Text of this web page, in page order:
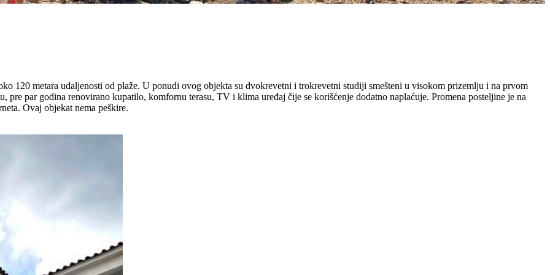
120 metara udaljenosti od plaže. U ponudi ovog objekta su dvokrevetni i trokrevetni studiji smešteni u visokom prizemlju i na prvom
pre par godina renovirano kupatilo, komfornu terasu, TV i klima uređaj čije se korišćenje dodatno naplaćuje. Promena posteljine je na
Ovaj objekat nema peškire.